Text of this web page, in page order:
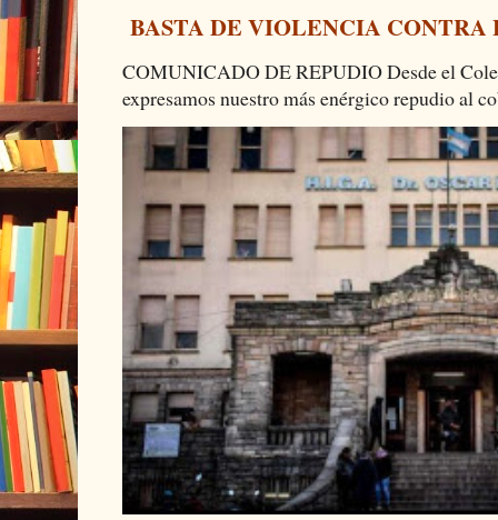
BASTA DE VIOLENCIA
COMUNICADO DE REPUDIO Desde el
expresamos nuestro más enérgico repudio al